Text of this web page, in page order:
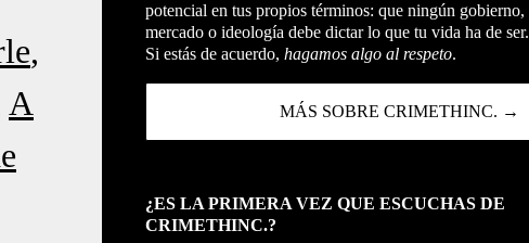
A
potencial en tus propios términos: que ningún gobierno,
mercado o ideología debe dictar lo que tu vida ha de ser.
Si estás de acuerdo, hagamos algo al respeto.
MÁS SOBRE CRIMETHINC. →
¿ES LA PRIMERA VEZ QUE ESCUCHAS DE
CRIMETHINC.?